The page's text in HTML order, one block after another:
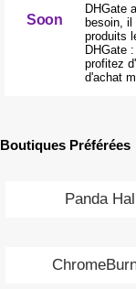
Soon
DHGate
besoin, il
produits
DHGate
profitez
d'achat
Boutiques Préférées
Panda